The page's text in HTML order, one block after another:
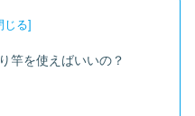
竿を使えばいいの？